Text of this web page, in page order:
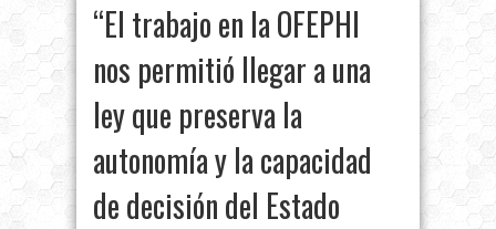
“El trabajo en la OFEPHI
nos permitió llegar a una
ley que preserva la
autonomía y la capacidad
de decisión del Estado